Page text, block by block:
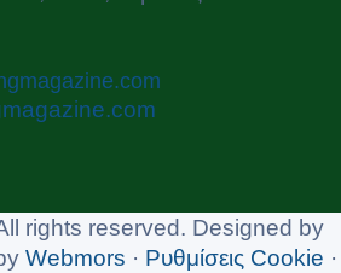
rights reserved. Designed by
Webmors · Ρυθμίσεις Cookie ·